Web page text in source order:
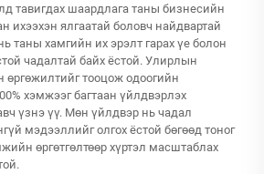
тавигдах шаардлага таны бизнесийн
ихээхэн ялгаатай боловч найдвартай
таны хамгийн их эрэлт гарах үе болон
чадалтай байх ёстой. Улирлын
өргөжилтийг тооцож одоогийн
хэмжээг багтаан үйлдвэрлэх
үзнэ үү. Мөн үйлдвэр нь чадал
мэдээллийг олгох ёстой бөгөөд тоног
өргөтгөлтөөр хүртэл масштаблах